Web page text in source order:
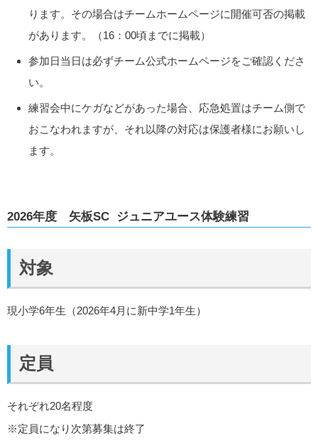
ります。その場合はチームホームページに開催可否の掲載
があります。（16：00頃までに掲載）
参加日当日は必ずチーム公式ホームページをご確認くださ
い。
練習会中にケガなどがあった場合、応急処置はチーム側で
おこなわれますが、それ以降の対応は保護者様にお願いし
ます。
2026年度 矢板SC ジュニアユース体験練習
対象
現小学6年生（2026年4月に新中学1年生）
定員
それぞれ20名程度
※定員になり次第募集は終了